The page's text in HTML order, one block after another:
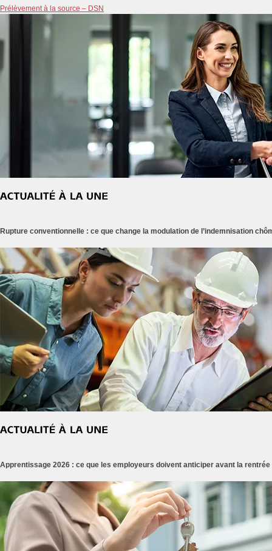
Prélèvement à la source – DSN
Rupture conventionnelle : ce que change la modulation de l’indemnisation
Apprentissage 2026 : ce que les employeurs doivent anticiper avant la rentrée